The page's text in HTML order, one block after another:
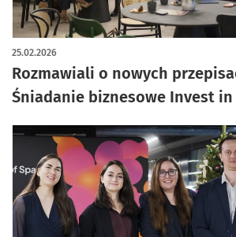
Rozmawiali o nowych
Śniadanie biznesowe Invest in
25.02.2026